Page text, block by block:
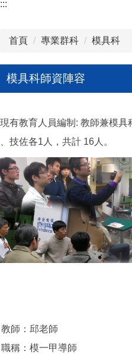
:::
首頁 專業群科 模具科
模具科師資陣容
現有教育人員編制: 教師兼模
、技佐各1人，共計 16人。
教師：邱老師
職稱：模一甲導師